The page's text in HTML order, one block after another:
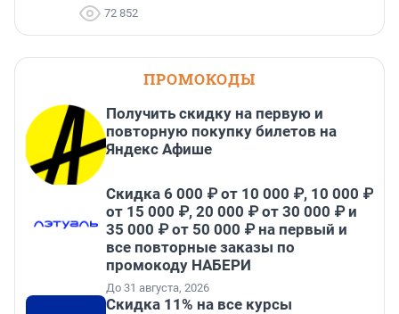
72 852
ПРОМОКОДЫ
Получить скидку на первую и
повторную покупку билетов на
Яндекс Афише
Скидка 6 000 ₽ от 10 000 ₽, 10 000 ₽
от 15 000 ₽, 20 000 ₽ от 30 000 ₽ и
35 000 ₽ от 50 000 ₽ на первый и
все повторные заказы по
промокоду НАБЕРИ
До 31 августа, 2026
Скидка 11% на все курсы